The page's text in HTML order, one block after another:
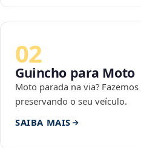
02
Guincho para Moto
Moto parada na via?
preservando o seu veículo.
SAIBA MAIS